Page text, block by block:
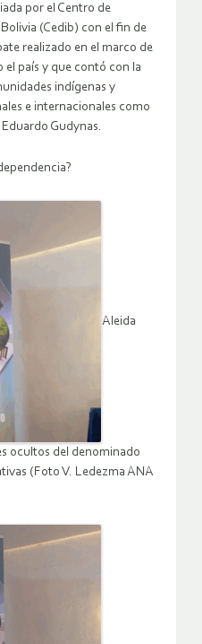
por el Centro de
(Cedib) con el fin de
realizado en el marco de
el país y que contó con la
indígenas y
e internacionales como
Gudynas.
Aleida
ocultos del denominado
(Foto V. Ledezma ANA